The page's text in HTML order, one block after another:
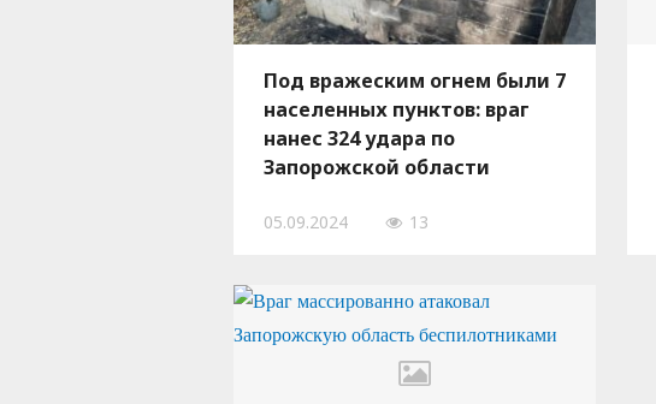
Под вражеским огнем были 7
населенных пунктов: враг
нанес 324 удара по
Запорожской области
05.09.2024 13